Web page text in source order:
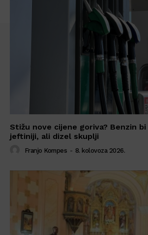
Stižu nove cijene goriva? Benzin
jeftiniji, ali dizel skuplji
Franjo Kompes - 8. kolovoza 2026.